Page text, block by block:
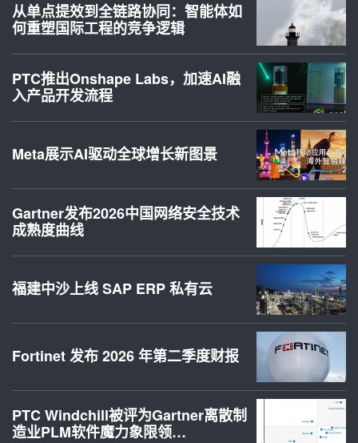
从单点提效到全链路协同：智能体如
何重塑国际工程的竞争逻辑
PTC推出Onshape Labs，加速AI融
入产品开发流程
Meta展示AI驱动全球增长新图景
Gartner发布2026中国网络安全技术
成熟度曲线
福建中沙上线 SAP ERP 私有云
Fortinet 发布 2026 年第二季度财报
PTC Windchill被评为Gartner离散制
造业PLM软件魔力象限领…